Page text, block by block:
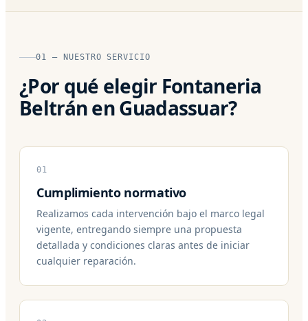
01 — NUESTRO SERVICIO
¿Por qué elegir Fontaneria
Beltrán en Guadassuar?
01
Cumplimiento normativo
Realizamos cada intervención bajo el marco legal
vigente, entregando siempre una propuesta
detallada y condiciones claras antes de iniciar
cualquier reparación.